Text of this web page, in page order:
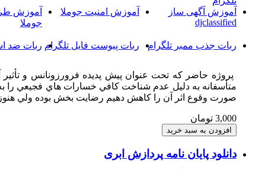
آموزش آگهی ساز
djclassified
آموزش امنیت جوملا
آموزش
جوملا
ربات جذب ممبر تلگرام
ربات پیوست فایل تلگرام ربات ضد
متأسفانه به دليل عدم شناخت كافي خسارات هاي فجيعي را
صورت وقوع اثر آن را كاهش دهيم رضايت بخش بوده ولي
3,000 تومان
دانلود پایان نامه پردازش ابری